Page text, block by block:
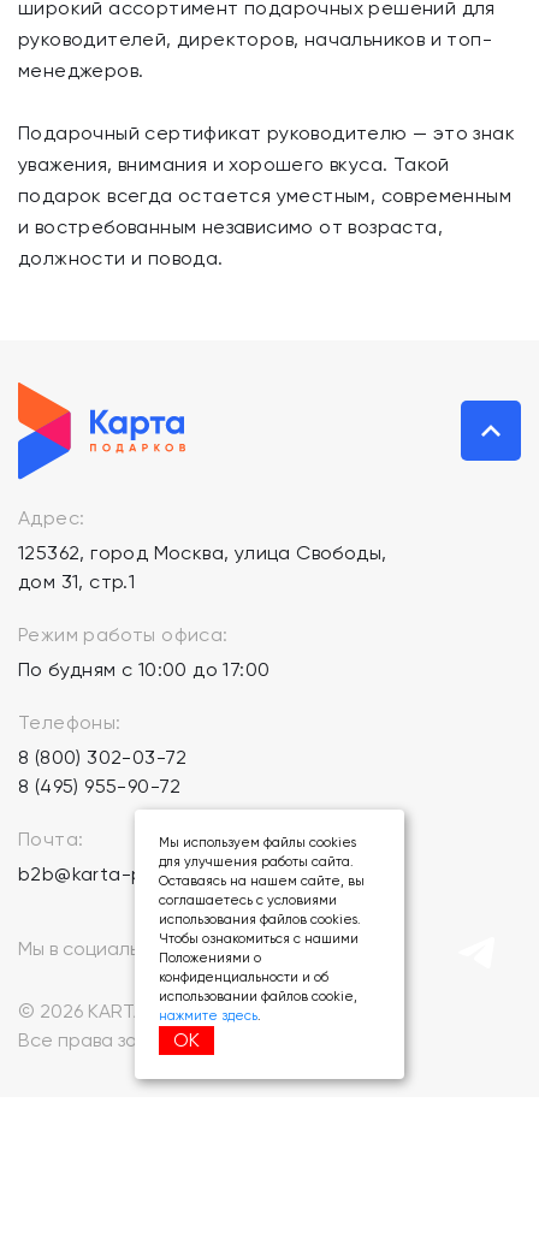
широкий ассортимент подарочных решений для
руководителей, директоров, начальников и топ-
менеджеров.
Подарочный сертификат руководителю — это знак
уважения, внимания и хорошего вкуса. Такой
подарок всегда остается уместным, современным
и востребованным независимо от возраста,
должности и повода.
Адрес:
125362, город Москва, улица Свободы,
дом 31, стр.1
Режим работы офиса:
По будням с 10:00 до 17:00
Телефоны:
8 (800) 302-03-72
8 (495) 955-90-72
Почта:
b2b@karta-podarkov.ru
© 2026 KARTA-PODARKOV.RU.
Все права защищены.
Мы в социальных сетях:
Мы используем файлы cookies
для улучшения работы сайта.
Оставаясь на нашем сайте, вы
соглашаетесь с условиями
использования файлов cookies.
Чтобы ознакомиться с нашими
Положениями о
конфиденциальности и об
использовании файлов cookie,
нажмите здесь.
ОК